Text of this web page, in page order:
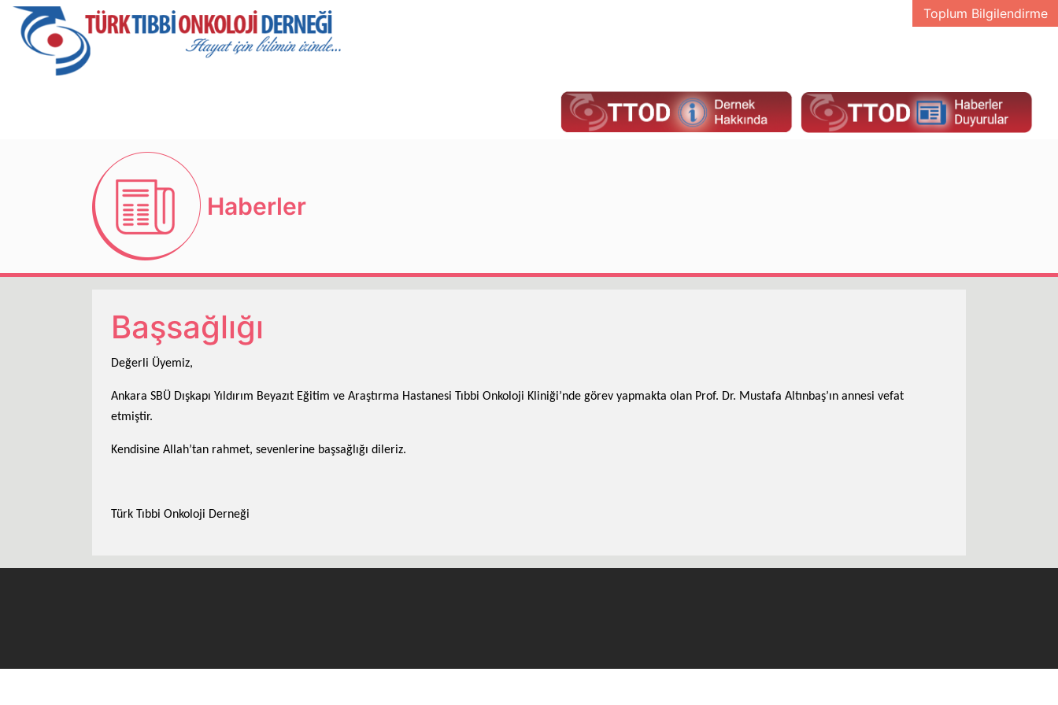
Toplum Bilgilendirme
Haberler
Başsağlığı
Değerli Üyemiz,
Ankara SBÜ Dışkapı Yıldırım Beyazıt Eğitim ve Araştırma Hastanesi Tıbbi Onkoloji Kliniği’nde görev yapmakta olan Prof. Dr. Mustafa Altınbaş’ın annesi vefat
etmiştir.
Kendisine Allah’tan rahmet, sevenlerine başsağlığı dileriz.
Türk Tıbbi Onkoloji Derneği